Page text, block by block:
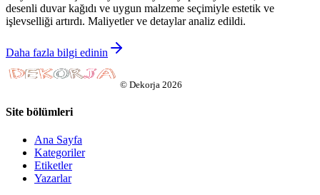
desenli duvar kağıdı ve uygun malzeme seçimiyle estetik ve
işlevselliği artırdı. Maliyetler ve detaylar analiz edildi.
Daha fazla bilgi edinin
© Dekorja 2026
Site bölümleri
Ana Sayfa
Kategoriler
Etiketler
Yazarlar